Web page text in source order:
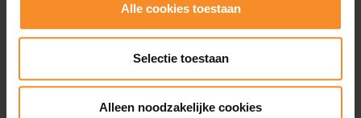
Alle cookies toestaan
Selectie toestaan
Alleen noodzakelijke cookies
OAKLEY
Oakley Sphaera Strike